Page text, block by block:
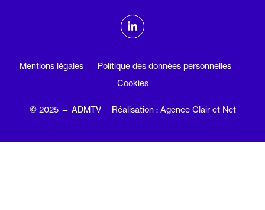
ADMTV sur les réseaux sociaux
Linkedin
Mentions légales
Politique des données personnelles
Cookies
© 2025 — ADMTV Réalisation : Agence Clair et Net